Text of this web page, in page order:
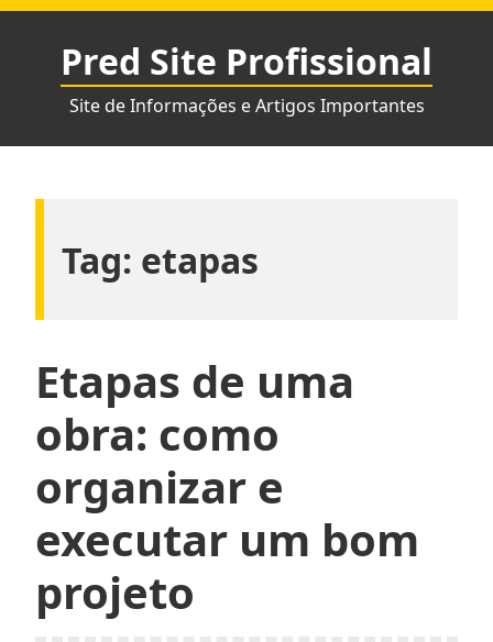
Pular
conteúdo
Pred Site Profissional
Site de Informações e Artigos Importantes
Tag: etapas
Etapas de uma
obra: como
organizar e
executar um bom
projeto